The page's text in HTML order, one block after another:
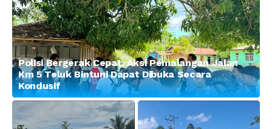
Polisi Bergerak Cepat, Aksi Pemalangan Jalan
Km 5 Teluk Bintuni Dapat Dibuka Secara
Kondusif